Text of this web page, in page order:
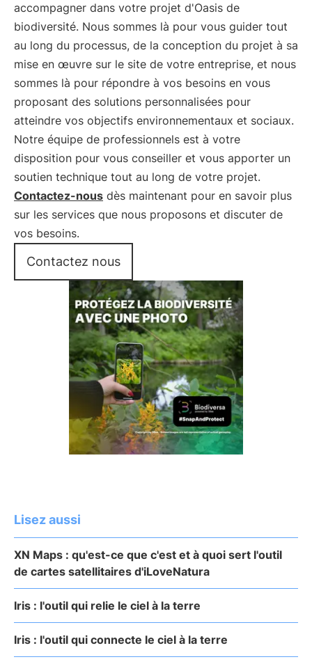
accompagner dans votre projet d'Oasis de
biodiversité. Nous sommes là pour vous guider tout
au long du processus, de la conception du projet à sa
mise en œuvre sur le site de votre entreprise, et nous
sommes là pour répondre à vos besoins en vous
proposant des solutions personnalisées pour
atteindre vos objectifs environnementaux et sociaux.
Notre équipe de professionnels est à votre
disposition pour vous conseiller et vous apporter un
soutien technique tout au long de votre projet.
Contactez-nous dès maintenant pour en savoir plus
sur les services que nous proposons et discuter de
vos besoins.
Contactez nous
Lisez aussi
XN Maps : qu'est-ce que c'est et à quoi sert l'outil
de cartes satellitaires d'iLoveNatura
Iris : l'outil qui relie le ciel à la terre
Iris : l'outil qui connecte le ciel à la terre